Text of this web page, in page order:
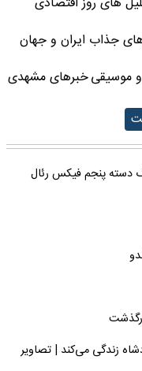
جذاب ایران و جهان
و موسیقیخبرهای مشهدی
که از لیگ دسته پنجم فیکس رئال
زندگی می‌کند | تصاویر